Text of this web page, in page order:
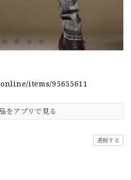
items/95655611
をアプリで見る
通報する